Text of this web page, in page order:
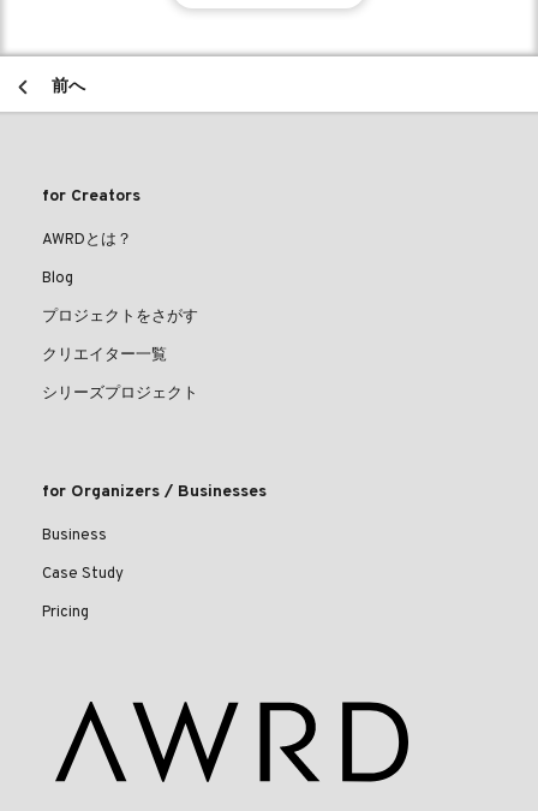
前へ
for Creators
AWRDとは？
Blog
プロジェクトをさがす
クリエイター一覧
シリーズプロジェクト
for Organizers / Businesses
Business
Case Study
Pricing